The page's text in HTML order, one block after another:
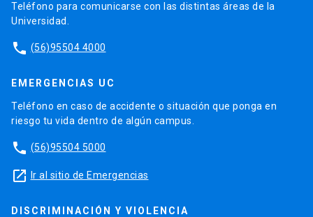
Teléfono para comunicarse con las distintas áreas de la
Universidad.
phone (56)95504 4000
EMERGENCIAS UC
Teléfono en caso de accidente o situación que ponga en
riesgo tu vida dentro de algún campus.
phone (56)95504 5000
launch Ir al sitio de Emergencias
DISCRIMINACIÓN Y VIOLENCIA